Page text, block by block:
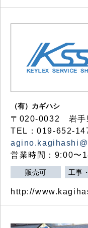
（有）カギハシ
〒020-0032 岩手
TEL：019-652-
営業時間：9:00〜
販売可 工事
http://